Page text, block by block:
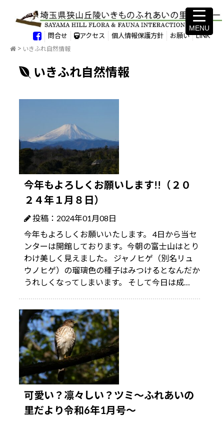
問合せ アクセス 個人情報保護方針 お願い LINK
いきふれ自然情報
いきふれ自然情報
今年もよろしくお願いします!!（２０
２４年１月８日）
投稿：2024年01月08日
今年もよろしくお願いいたします。 4日から当セ
ンターは開館しております。今朝の富士山はとり
わけ美しく見えました。 ジャノヒゲ（別名リュ
ウノヒゲ）の瑠璃色の種子はみつけるとなんだか
うれしくなってしまいます。 そして今日は成…
可愛い？凛々しい？ツミ～ふれあいの
里だより令和6年1月号～
MENU
MENU